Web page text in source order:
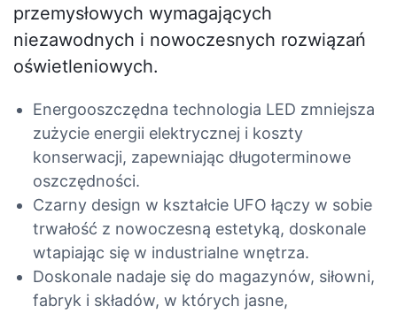
przemysłowych wymagających
niezawodnych i nowoczesnych rozwiązań
oświetleniowych.
Energooszczędna technologia LED zmniejsza
zużycie energii elektrycznej i koszty
konserwacji, zapewniając długoterminowe
oszczędności.
Czarny design w kształcie UFO łączy w sobie
trwałość z nowoczesną estetyką, doskonale
wtapiając się w industrialne wnętrza.
Doskonale nadaje się do magazynów, siłowni,
fabryk i składów, w których jasne,